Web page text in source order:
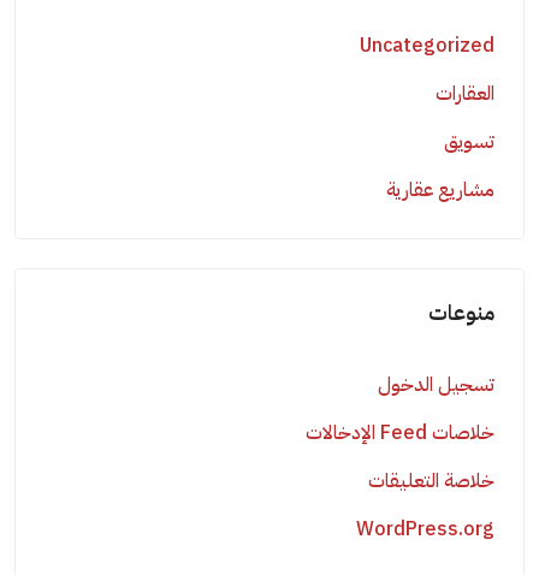
Uncategorized
العقارات
تسويق
مشاريع عقارية
منوعات
تسجيل الدخول
خلاصات Feed الإدخالات
خلاصة التعليقات
WordPress.org